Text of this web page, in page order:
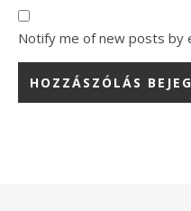
Notify me of new posts by